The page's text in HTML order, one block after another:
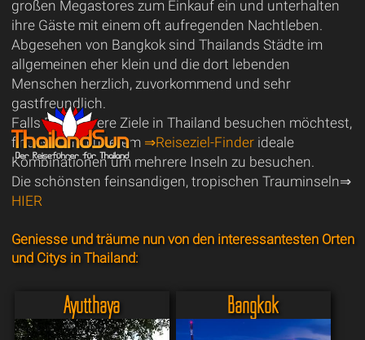
großen Megastores zum Einkauf ein und unterhalten
ihre Gäste mit einem oft aufregenden Nachtleben.
Abgesehen von Bangkok sind Thailands Städte im
allgemeinen eher klein und die dort lebenden
Menschen herzlich, zuvorkommend und sehr
gastfreundlich.
Falls Du mehrere Ziele in Thailand besuchen möchtest,
findest Du in unerem ⇒Reiseziel-Finderideale
Kombinationen um mehrere Inseln zu besuchen.
Die schönsten feinsandigen, tropischen Trauminseln⇒
HIER
Geniesse und träume nun von den interessantesten Orten
und Citys in Thailand:
Ayutthaya Bangkok